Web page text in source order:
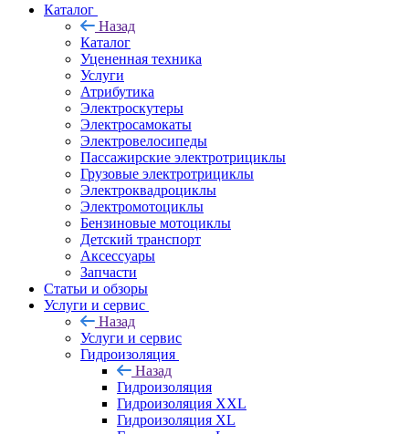
Каталог
Назад
Каталог
Уцененная техника
Услуги
Атрибутика
Электроскутеры
Электросамокаты
Электровелосипеды
Пассажирские электротрициклы
Грузовые электротрициклы
Электроквадроциклы
Электромотоциклы
Бензиновые мотоциклы
Детский транспорт
Аксессуары
Запчасти
Статьи и обзоры
Услуги и сервис
Назад
Услуги и сервис
Гидроизоляция
Назад
Гидроизоляция
Гидроизоляция XXL
Гидроизоляция XL